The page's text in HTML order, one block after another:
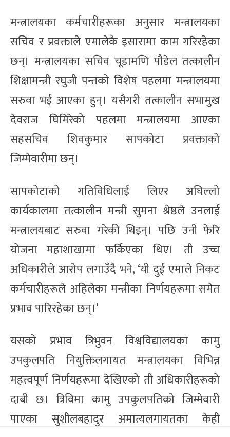
मन्त्रालयका कर्मचारीहरूका अनुसार मन्त्रालयका
सचिव र प्रवक्ताले एमालेकै इसारामा काम गरिरहेका
छन्। मन्त्रालयका सचिव चूडामणि पौडेल तत्कालीन
शिक्षामन्त्री रघुजी पन्तको विशेष पहलमा मन्त्रालयमा
सरुवा भई आएका हुन्। यसैगरी तत्कालीन सभामुख
देवराज घिमिरेको पहलमा मन्त्रालयमा आएका
सहसचिव शिवकुमार सापकोटा प्रवक्ताको
जिम्मेवारीमा छन्।
सापकोटाको गतिविधिलाई लिएर अघिल्लो
कार्यकालमा तत्कालीन मन्त्री सुमना श्रेष्ठले उनलाई
मन्त्रालयबाट सरुवा गरेकी थिइन्। पछि उनी फेरि
योजना महाशाखामा फर्किएका थिए। ती उच्च
अधिकारीले आरोप लगाउँदै भने, ‘यी दुई एमाले निकट
कर्मचारीहरूले अहिलेका मन्त्रीका निर्णयहरूमा समेत
प्रभाव पारिरहेका छन्।’
यसको प्रभाव त्रिभुवन विश्वविद्यालयका कामु
उपकुलपति नियुक्तिलगायत मन्त्रालयका विभिन्न
महत्त्वपूर्ण निर्णयहरूमा देखिएको ती अधिकारीहरूको
दाबी छ। त्रिविमा कामु उपकुलपतिको जिम्मेवारी
पाएका सुशीलबहादुर अमात्यलगायतका केही